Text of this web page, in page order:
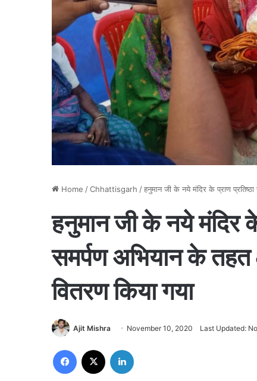
Home /Chhattisgarh /हनुमान जी के नये मंदिर के प्राण
हनुमान जी के नये मंदिर के
समर्पण अभियान के तहत
वितरण किया गया
Ajit Mishra November 10, 2020 Last Updated:
Facebook